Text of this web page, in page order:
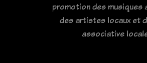
promotion des musiques
des artistes locaux et
associative